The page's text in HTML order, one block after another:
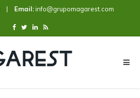
| Email:info@grupomagarest.com